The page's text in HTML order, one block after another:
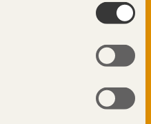
nyhetsbrev!